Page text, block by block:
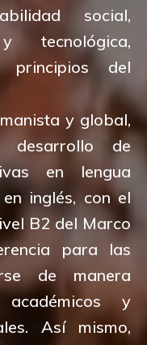
social,
tecnológica,
principios del
y global,
de
en lengua
inglés, con el
B2 del Marco
para las
de manera
y
Así mismo,